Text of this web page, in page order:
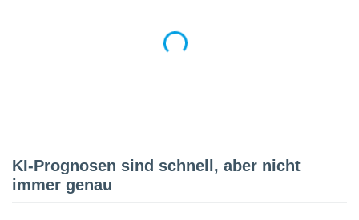
KI-Prognosen sind schnell, aber nicht
immer genau